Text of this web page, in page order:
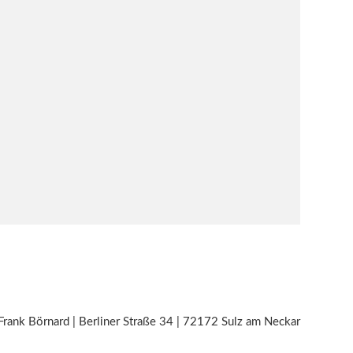
Börnard | Berliner Straße 34 | 72172 Sulz am Neckar